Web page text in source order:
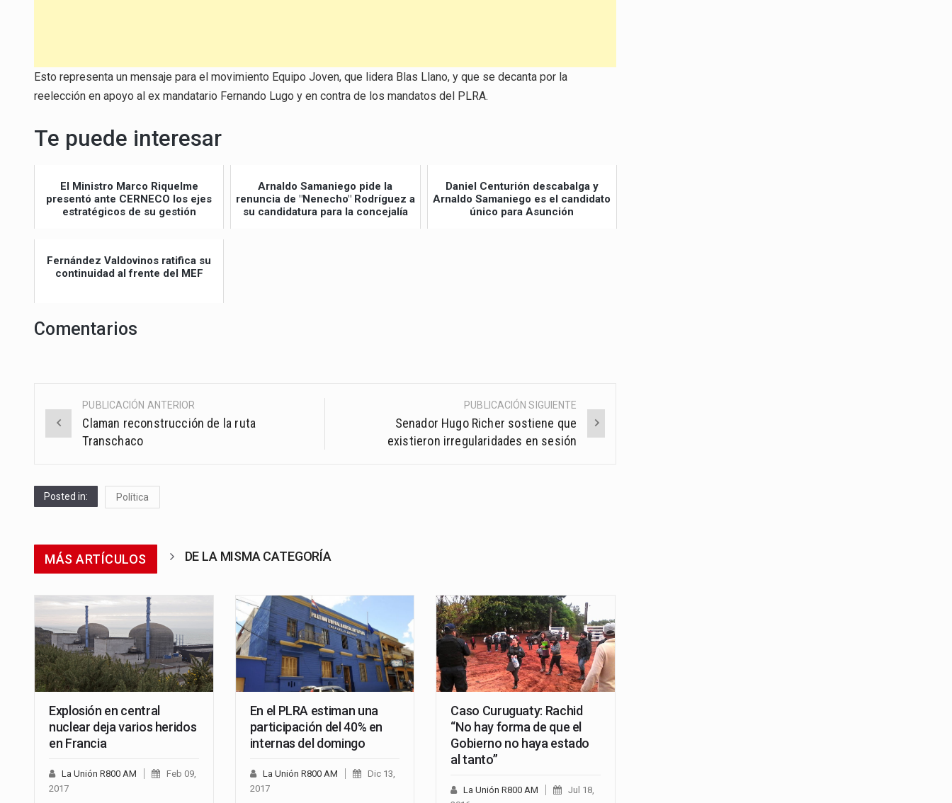
Esto representa un mensaje para el movimiento Equipo Joven, que lidera Blas Llano, y que se decanta por la
reelección en apoyo al ex mandatario Fernando Lugo y en contra de los mandatos del PLRA.
Te puede interesar
El Ministro Marco Riquelme
presentó ante CERNECO los ejes
estratégicos de su gestión
Arnaldo Samaniego pide la
renuncia de "Nenecho" Rodríguez a
su candidatura para la concejalía
Daniel Centurión descabalga y
Arnaldo Samaniego es el candidato
único para Asunción
Fernández Valdovinos ratifica su
continuidad al frente del MEF
Comentarios
Post
navigation
PUBLICACIÓN ANTERIOR
Claman reconstrucción de la ruta
Transchaco
PUBLICACIÓN SIGUIENTE
Senador Hugo Richer sostiene que
existieron irregularidades en sesión
Posted in: Política
MÁS ARTÍCULOS DE LA MISMA CATEGORÍA
Explosión en central
nuclear deja varios heridos
en Francia
La Unión R800 AM
Feb 09,
2017
En el PLRA estiman una
participación del 40% en
internas del domingo
La Unión R800 AM
Dic 13,
2017
Caso Curuguaty: Rachid
“No hay forma de que el
Gobierno no haya estado
al tanto”
La Unión R800 AM
Jul 18,